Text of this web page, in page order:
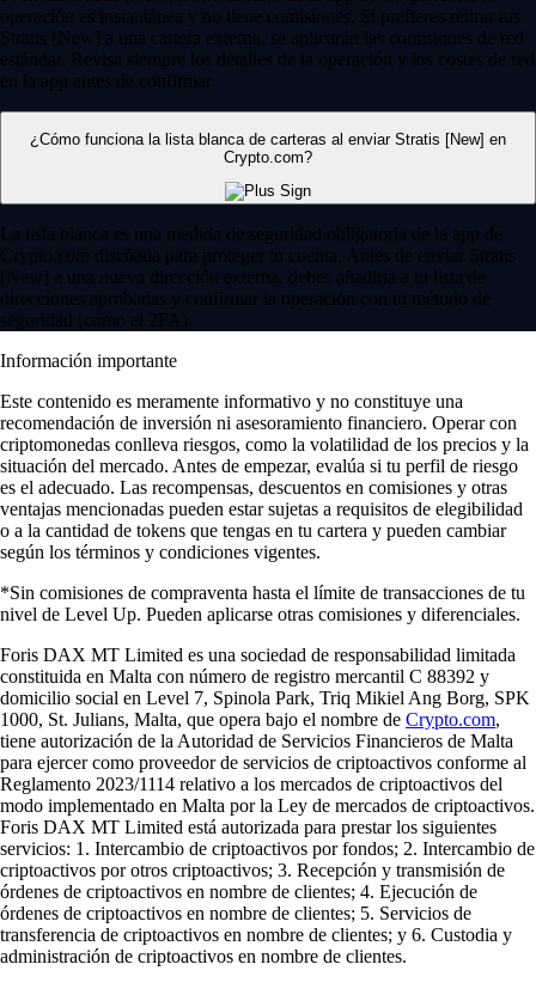
operación es instantánea y no tiene comisiones. Si prefieres retirar tus
Stratis [New] a una cartera externa, se aplicarán las comisiones de red
estándar. Revisa siempre los detalles de la operación y los costes de red
en la app antes de confirmar.
¿Cómo funciona la lista blanca de carteras al enviar Stratis [New] en
Crypto.com?
La lista blanca es una medida de seguridad obligatoria de la app de
Crypto.com diseñada para proteger tu cuenta. Antes de enviar Stratis
[New] a una nueva dirección externa, debes añadirla a tu lista de
direcciones aprobadas y confirmar la operación con tu método de
seguridad (como el 2FA).
Información importante
Este contenido es meramente informativo y no constituye una
recomendación de inversión ni asesoramiento financiero. Operar con
criptomonedas conlleva riesgos, como la volatilidad de los precios y la
situación del mercado. Antes de empezar, evalúa si tu perfil de riesgo
es el adecuado. Las recompensas, descuentos en comisiones y otras
ventajas mencionadas pueden estar sujetas a requisitos de elegibilidad
o a la cantidad de tokens que tengas en tu cartera y pueden cambiar
según los términos y condiciones vigentes.
*Sin comisiones de compraventa hasta el límite de transacciones de tu
nivel de Level Up. Pueden aplicarse otras comisiones y diferenciales.
Foris DAX MT Limited es una sociedad de responsabilidad limitada
constituida en Malta con número de registro mercantil C 88392 y
domicilio social en Level 7, Spinola Park, Triq Mikiel Ang Borg, SPK
1000, St. Julians, Malta, que opera bajo el nombre de Crypto.com,
tiene autorización de la Autoridad de Servicios Financieros de Malta
para ejercer como proveedor de servicios de criptoactivos conforme al
Reglamento 2023/1114 relativo a los mercados de criptoactivos del
modo implementado en Malta por la Ley de mercados de criptoactivos.
Foris DAX MT Limited está autorizada para prestar los siguientes
servicios: 1. Intercambio de criptoactivos por fondos; 2. Intercambio de
criptoactivos por otros criptoactivos; 3. Recepción y transmisión de
órdenes de criptoactivos en nombre de clientes; 4. Ejecución de
órdenes de criptoactivos en nombre de clientes; 5. Servicios de
transferencia de criptoactivos en nombre de clientes; y 6. Custodia y
administración de criptoactivos en nombre de clientes.